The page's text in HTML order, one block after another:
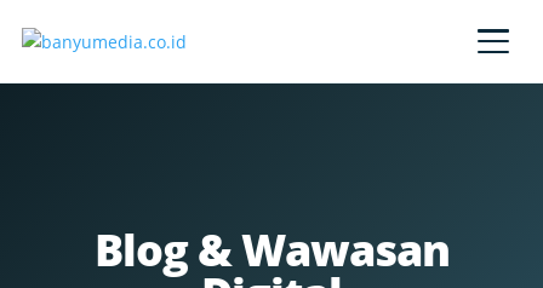
Blog & Wawasan